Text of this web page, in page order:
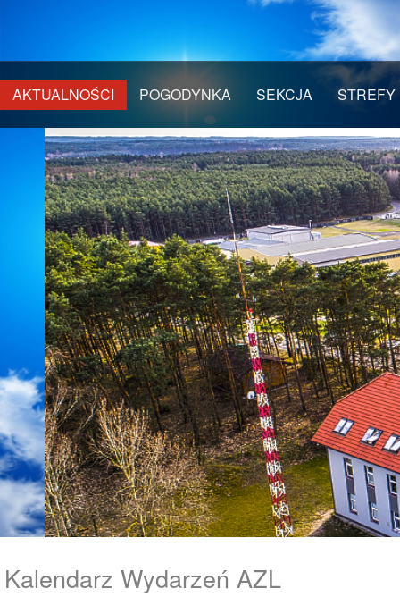
AKTUALNOŚCI POGODYNKA SEKCJA STREFY
Kalendarz Wydarzeń AZL